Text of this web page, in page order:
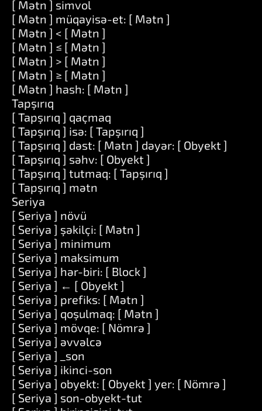
[ Mətn ] simvol
[ Mətn ] müqayisə-et: [ Mətn ]
[ Mətn ] < [ Mətn ]
[ Mətn ] ≤ [ Mətn ]
[ Mətn ] > [ Mətn ]
[ Mətn ] ≥ [ Mətn ]
[ Mətn ] hash: [ Mətn ]
Tapşırıq
[ Tapşırıq ] qaçmaq
[ Tapşırıq ] isə: [ Tapşırıq ]
[ Tapşırıq ] dəst: [ Mətn ] dəyər: [ Obyekt ]
[ Tapşırıq ] səhv: [ Obyekt ]
[ Tapşırıq ] tutmaq: [ Tapşırıq ]
[ Tapşırıq ] mətn
Seriya
[ Seriya ] növü
[ Seriya ] şəkilçi: [ Mətn ]
[ Seriya ] minimum
[ Seriya ] maksimum
[ Seriya ] hər-biri: [ Block ]
[ Seriya ] ← [ Obyekt ]
[ Seriya ] prefiks: [ Mətn ]
[ Seriya ] qoşulmaq: [ Mətn ]
[ Seriya ] mövqe: [ Nömrə ]
[ Seriya ] əvvəlcə
[ Seriya ] _son
[ Seriya ] ikinci-son
[ Seriya ] obyekt: [ Obyekt ] yer: [ Nömrə ]
[ Seriya ] son-obyekt-tut